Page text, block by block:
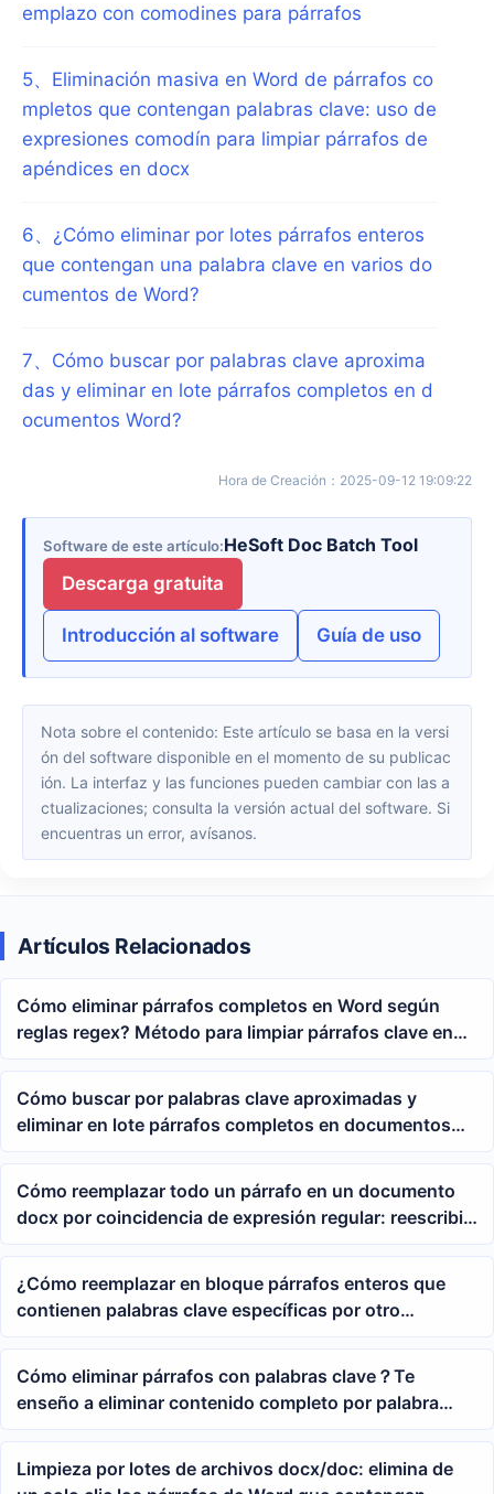
emplazo con comodines para párrafos
5、 Eliminación masiva en Word de párrafos co
mpletos que contengan palabras clave: uso de
expresiones comodín para limpiar párrafos de
apéndices en docx
6、 ¿Cómo eliminar por lotes párrafos enteros
que contengan una palabra clave en varios do
cumentos de Word?
7、 Cómo buscar por palabras clave aproxima
das y eliminar en lote párrafos completos en d
ocumentos Word?
Hora de Creación ： 2025-09-12 19:09:22
Software de este artículo HeSoft Doc Batch Tool
Descarga gratuita
Introducción al software Guía de uso
Nota sobre el contenido: Este artículo se basa en la versi
ón del software disponible en el momento de su publicac
ión. La interfaz y las funciones pueden cambiar con las a
ctualizaciones; consulta la versión actual del software. Si
encuentras un error, avísanos.
Artículos Relacionados
Cómo eliminar párrafos completos en Word según
reglas regex? Método para limpiar párrafos clave en
doc/docx por lotes
Cómo buscar por palabras clave aproximadas y
eliminar en lote párrafos completos en documentos
Word?
Cómo reemplazar todo un párrafo en un documento
docx por coincidencia de expresión regular: reescribir
por lotes párrafos que contengan palabras clave en
Word
¿Cómo reemplazar en bloque párrafos enteros que
contienen palabras clave específicas por otro
contenido en un documento de Word?
Cómo eliminar párrafos con palabras clave？Te
enseño a eliminar contenido completo por palabra
clave
Limpieza por lotes de archivos docx/doc: elimina de